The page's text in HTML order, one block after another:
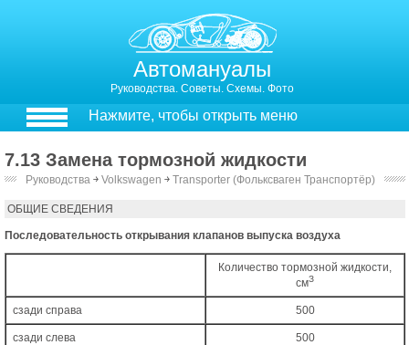
Автомануалы
Руководства. Советы. Схемы. Фото
Нажмите, чтобы открыть меню
7.13 Замена тормозной жидкости
Руководства ￫ Volkswagen ￫ Transporter (Фольксваген Транспортёр)
ОБЩИЕ СВЕДЕНИЯ
Последовательность открывания клапанов выпуска воздуха
Количество тормозной жидкости,
смЗ
сзади справа 500
сзади слева 500